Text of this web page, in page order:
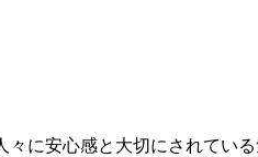
に安心感と大切にされている